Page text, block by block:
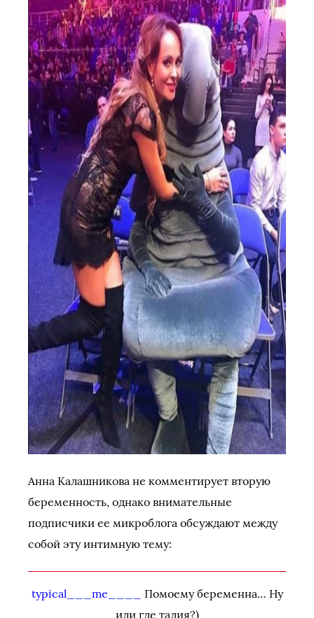
Анна Калашникова не комментирует вторую
беременность, однако внимательные
подписчики ее микроблога обсуждают между
собой эту интимную тему:
typical___me____ Помоему беременна… Ну
или где талия?)